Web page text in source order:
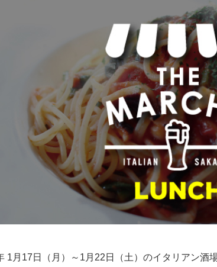
1月17日（月）～1月22日（土）のイタリアン酒